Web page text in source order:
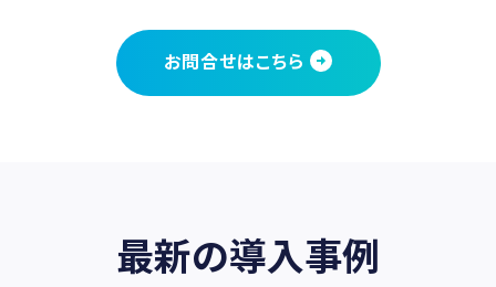
お問合せはこちら
最新の導入事例